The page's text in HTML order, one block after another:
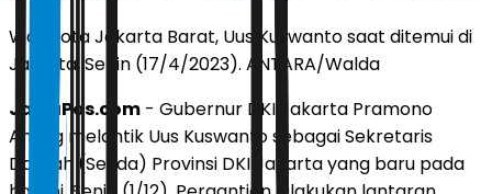
Wali Kota Jakarta Barat, Uus Kuswanto saat ditemui di
Jakarta, Senin (17/4/2023). ANTARA/Walda
JawaPos.com - Gubernur DKI Jakarta Pramono
Anung melantik Uus Kuswanto sebagai Sekretaris
Daerah (Sekda) Provinsi DKI Jakarta yang baru pada